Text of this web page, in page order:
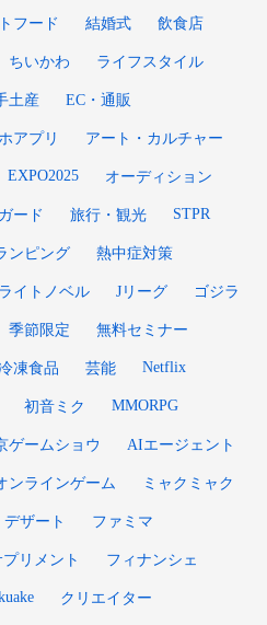
フード 結婚式 飲食店
ちいかわ ライフスタイル
土産 EC・通販
アプリ アート・カルチャー
EXPO2025 オーディション
ード 旅行・観光 STPR
ンピング 熱中症対策
ライトノベル Jリーグ ゴジラ
季節限定 無料セミナー
凍食品 芸能 Netflix
初音ミク MMORPG
ゲームショウ AIエージェント
ンラインゲーム ミャクミャク
デザート ファミマ
リメント フィナンシェ
クリエイター